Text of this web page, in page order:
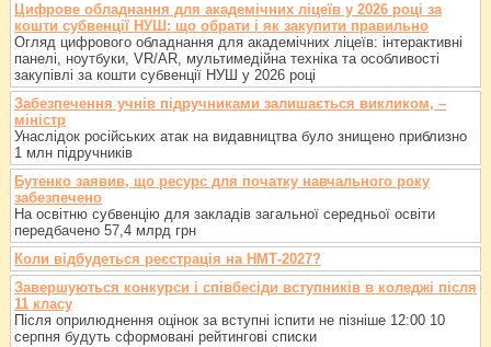
Цифрове обладнання для академічних ліцеїв у 2026 році за
кошти субвенції НУШ: що обрати і як закупити правильно
Огляд цифрового обладнання для академічних ліцеїв: інтерактивні
панелі, ноутбуки, VR/AR, мультимедійна техніка та особливості
закупівлі за кошти субвенції НУШ у 2026 році
Забезпечення учнів підручниками залишається викликом, –
міністр
Унаслідок російських атак на видавництва було знищено приблизно
1 млн підручників
Бутенко заявив, що ресурс для початку навчального року
забезпечено
На освітню субвенцію для закладів загальної середньої освіти
передбачено 57,4 млрд грн
Коли відбудеться реєстрація на НМТ-2027?
Завершуються конкурси і співбесіди вступників в коледжі після
11 класу
Після оприлюднення оцінок за вступні іспити не пізніше 12:00 10
серпня будуть сформовані рейтингові списки